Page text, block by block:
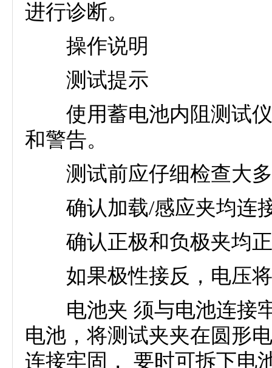
进行诊断。
操作说明
测试提示
使用蓄电池内阻测试仪
和警告。
测试前应仔细检查大多
确认加载/感应夹均连
确认正极和负极夹均正
如果极性接反，电压将
电池夹 须与电池连接牢
电池，将测试夹夹在圆形
连接牢固， 要时可拆下电